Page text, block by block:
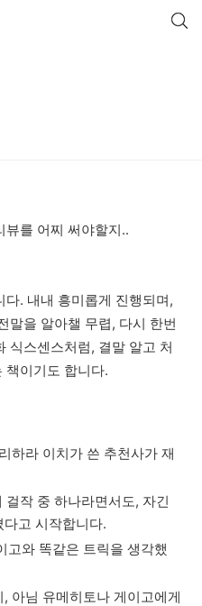
뷰를 어찌 써야할지..
다. 내내 흥미롭게 진행되며,
말을 알아챌 무렵, 다시 한번
식스센스처럼, 결말 알고 처
책이기도 합니다.
하라 이치가 쓴 추천사가 재
걸작 중 하나라면서도, 자긴
다고 시작합니다.
고와 똑같은 트릭을 생각했
, 아님 유메히토나 게이고에게